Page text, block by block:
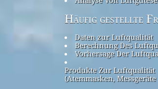
Häufig gestellte
Daten zur Luftqualität
Berechnung Des
Vorhersage Der
Produkte Zur Luftqualität
(Atemmasken, Messgeräte